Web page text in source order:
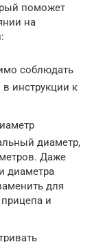
поможет
на
соблюдать
инструкции к
диаметр,
Даже
диаметра
для
и